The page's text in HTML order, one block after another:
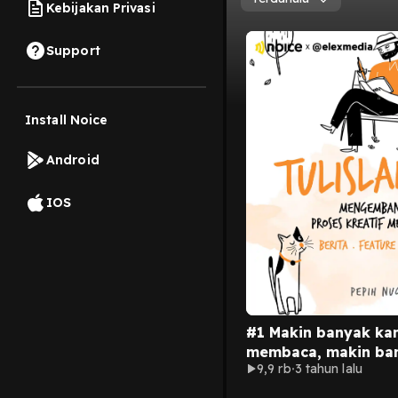
Kebijakan Privasi
Support
Install Noice
Android
IOS
#1 Makin banyak
membaca, makin
yang kamu dapat.
9,9 rb 3 tahun lalu